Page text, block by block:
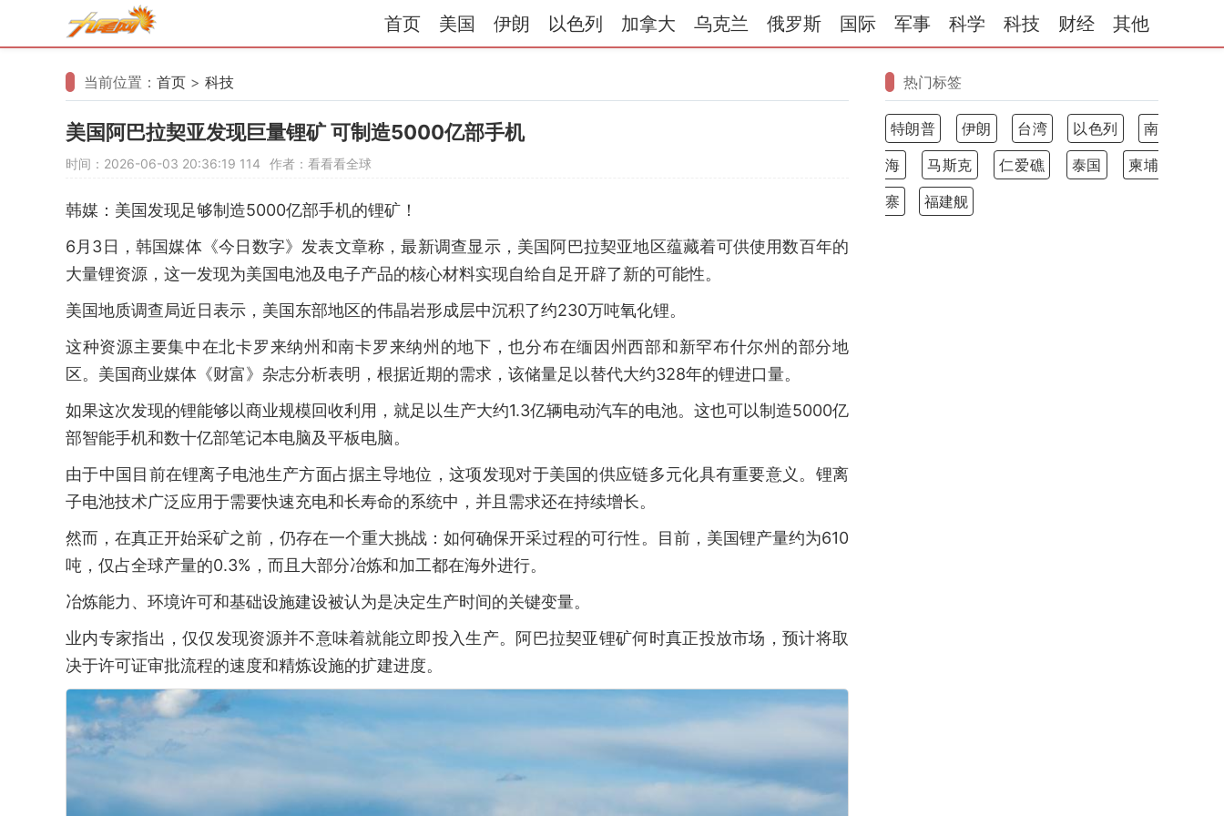
首页 美国 伊朗 以色列 加拿大 乌克兰 俄罗斯 国际 军事 科学 科技 财经 其他
当前位置： 首页 > 科技
美国阿巴拉契亚发现巨量锂矿 可制造5000亿部手机
时间：2026-06-03 20:36:19 114 作者：看看看全球
韩媒：美国发现足够制造5000亿部手机的锂矿！
6月3日，韩国媒体《今日数字》发表文章称，最新调查显示，美国阿巴拉契亚地区蕴藏着可供使用数百年的
大量锂资源，这一发现为美国电池及电子产品的核心材料实现自给自足开辟了新的可能性。
美国地质调查局近日表示，美国东部地区的伟晶岩形成层中沉积了约230万吨氧化锂。
这种资源主要集中在北卡罗来纳州和南卡罗来纳州的地下，也分布在缅因州西部和新罕布什尔州的部分地
区。美国商业媒体《财富》杂志分析表明，根据近期的需求，该储量足以替代大约328年的锂进口量。
如果这次发现的锂能够以商业规模回收利用，就足以生产大约1.3亿辆电动汽车的电池。这也可以制造5000亿
部智能手机和数十亿部笔记本电脑及平板电脑。
由于中国目前在锂离子电池生产方面占据主导地位，这项发现对于美国的供应链多元化具有重要意义。锂离
子电池技术广泛应用于需要快速充电和长寿命的系统中，并且需求还在持续增长。
然而，在真正开始采矿之前，仍存在一个重大挑战：如何确保开采过程的可行性。目前，美国锂产量约为610
吨，仅占全球产量的0.3%，而且大部分冶炼和加工都在海外进行。
冶炼能力、环境许可和基础设施建设被认为是决定生产时间的关键变量。
业内专家指出，仅仅发现资源并不意味着就能立即投入生产。阿巴拉契亚锂矿何时真正投放市场，预计将取
决于许可证审批流程的速度和精炼设施的扩建进度。
热门标签
特朗普 伊朗 台湾 以色列
南
海
马斯克 仁爱礁 泰国
柬埔
寨
福建舰